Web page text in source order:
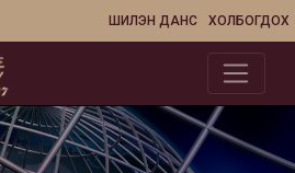
ХОЛБОГДОХ
ШИЛЭН ДАНС